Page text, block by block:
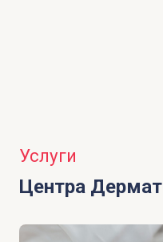
Услуги
Центра